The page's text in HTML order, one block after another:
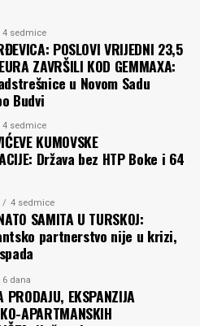
4 sedmice
POSLOVI VRIJEDNI 23,5
ZAVRŠILI KOD GEMMAXA:
u Novom Sadu
Budvi
4 sedmice
KUMOVSKE
Država bez HTP Boke i 64
4 sedmice
SAMITA U TURSKOJ:
partnerstvo nije u krizi,
6 dana
PRODAJU, EKSPANZIJA
APARTMANSKIH